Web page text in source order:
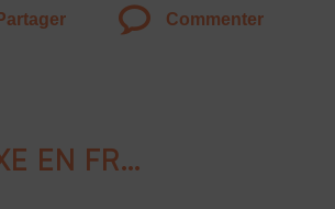
Commenter
INTRODUCTION : L'IMAGE DU LUXE EN FRANCE : QUELS DOMAINES SONT CONCERNÉS ?